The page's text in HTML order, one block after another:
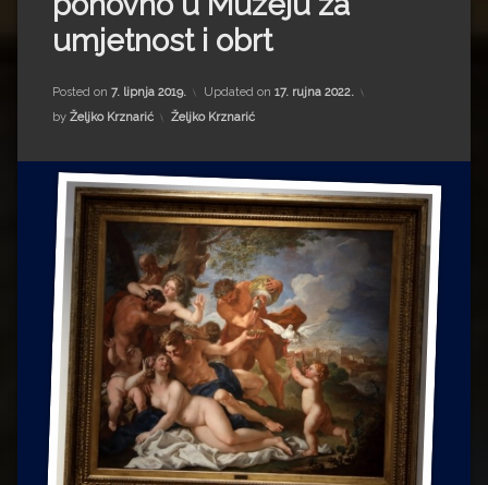
Impressum
Milenko Strižak
Drugi autori
Drugi autori
Matea Andrić
Ljiljana Lekanić-Kljaić
Željko Krznarić
Mario Lovreković
Miroslav Šantek
umjetnost i obrt
Posted on 7. lipnja 2019. Updated on 17. rujna 2022.
by Željko Krznarić Kategorije:
Željko Krznarić